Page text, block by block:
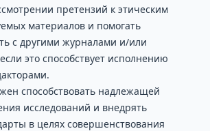
претензий к этическим
материалов и помогать
с другими журналами и/или
это способствует исполнению
способствовать надлежащей
исследований и внедрять
в целях совершенствования